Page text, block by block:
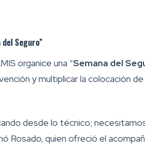
Seguro”
organice una “Semana del
y multiplicar la colocación
desde lo técnico;
Rosado, quien ofreció el